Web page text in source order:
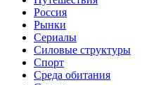
Россия
Рынки
Сериалы
Силовые структуры
Спорт
Среда обитания